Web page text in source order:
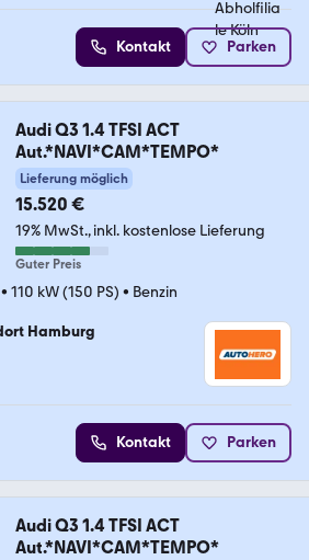
Kontakt Parken
Audi Q3 1.4 TFSI ACT
Aut.*NAVI*CAM*TEMPO*
Lieferung möglich
15.520 €
19% MwSt. inkl. kostenlose Lieferung
Guter Preis
• 110 kW (150 PS) • Benzin
Hamburg
Kontakt Parken
Audi Q3 1.4 TFSI ACT
Aut.*NAVI*CAM*TEMPO*